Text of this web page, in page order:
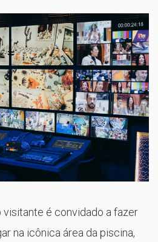
visitante é convidado a fazer
na icônica área da piscina,